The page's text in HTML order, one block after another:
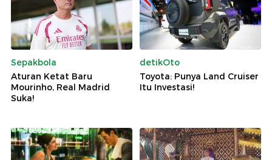
Sepakbola
Aturan Ketat Baru
Mourinho, Real Madrid
Suka!
detikOto
Toyota: Punya Land Cruiser
Itu Investasi!